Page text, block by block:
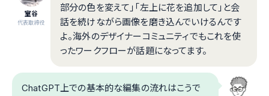
室谷
代表取締役
部分の色を変えて」「左上に花を追加して」と会
話を続けながら画像を磨き込んでいけるんです
よ。海外のデザイナーコミュニティでもこれを使
ったワークフローが話題になってます。
ChatGPT上での基本的な編集の流れはこうで